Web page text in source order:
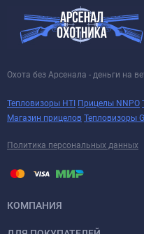
Охота без Арсенала - деньги на
Тепловизоры HTI Прицелы NNPO
Магазин прицелов Тепловизоры
Политика персональных данных
КОМПАНИЯ